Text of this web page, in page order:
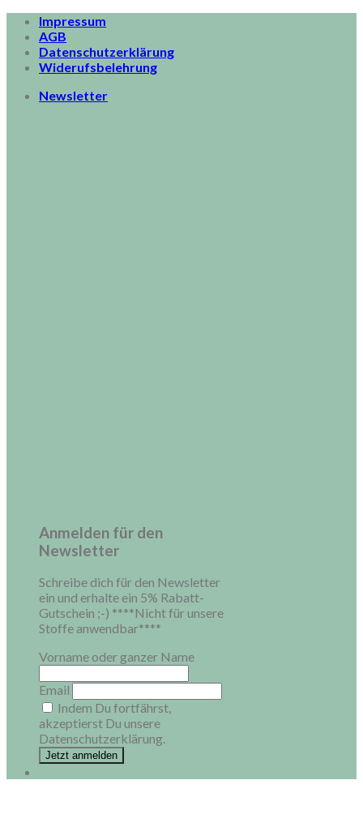
Skip
content
Impressum
AGB
Datenschutzerklärung
Widerufsbelehrung
Newsletter
Anmelden für den
Newsletter
Schreibe dich für den Newsletter
ein und erhalte ein 5% Rabatt-
Gutschein ;-) ****Nicht für unsere
Stoffe anwendbar****
Vorname oder ganzer Name
Email
Indem Du fortfährst,
akzeptierst Du unsere
Datenschutzerklärung.